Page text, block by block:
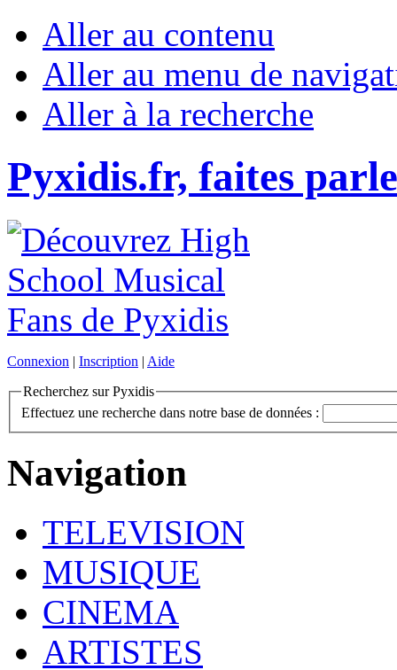
Aller au contenu
Aller au menu de
Aller à la recherche
Pyxidis.fr, faites
Connexion | Inscription | Aide
Recherchez sur Pyxidis
Effectuez une recherche dans notre base de données :
Navigation
TELEVISION
MUSIQUE
CINEMA
ARTISTES